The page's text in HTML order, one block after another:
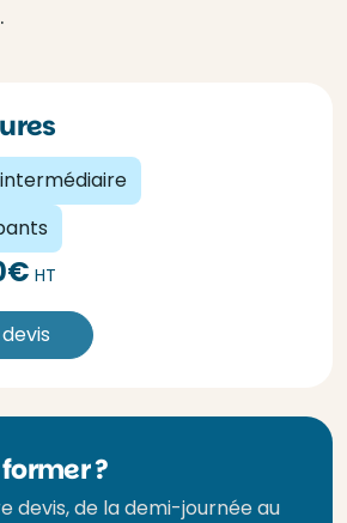
HT
?
devis, de la demi-journée au